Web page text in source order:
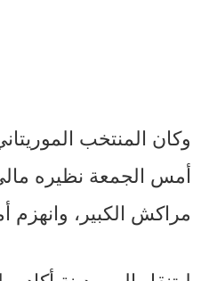
وكان المنتخب
أمس الجمعة نظيره
مراكش الكبير، وانهزم